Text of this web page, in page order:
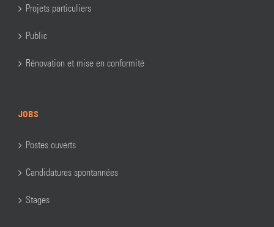
Projets particuliers
Public
Rénovation et mise en conformité
JOBS
Postes ouverts
Candidatures spontannées
Stages